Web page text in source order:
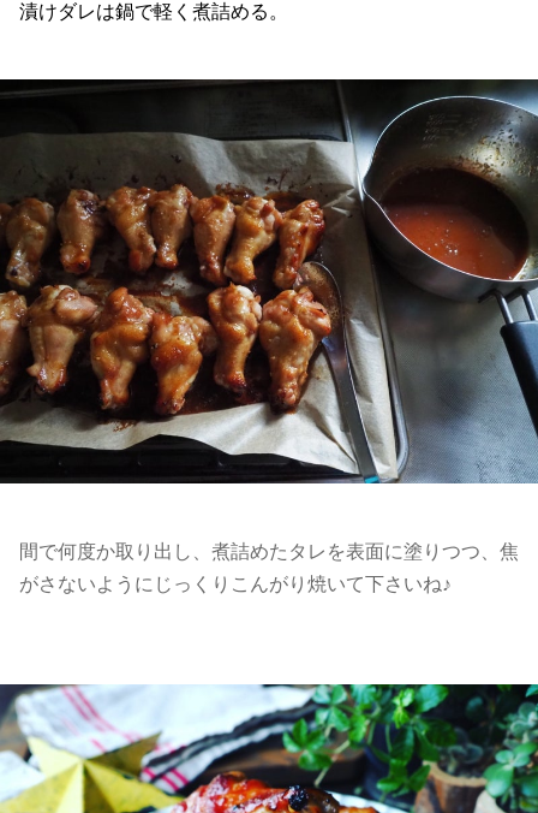
漬けダレは鍋で軽く煮詰める。
間で何度か取り出し、煮詰めたタレを表面に塗りつつ、焦
がさないようにじっくりこんがり焼いて下さいね♪